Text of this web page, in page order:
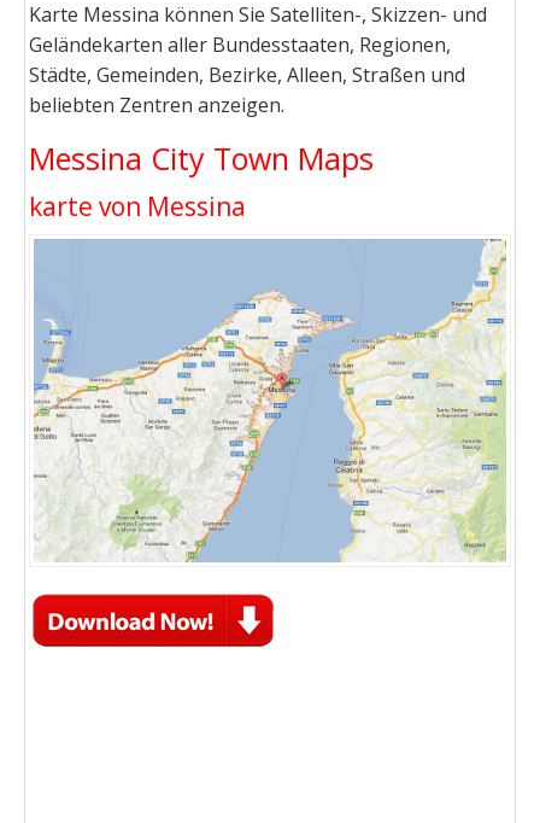
Karte Messina können Sie Satelliten-, Skizzen- und
Geländekarten aller Bundesstaaten, Regionen,
Städte, Gemeinden, Bezirke, Alleen, Straßen und
beliebten Zentren anzeigen.
Messina City Town Maps
karte von Messina